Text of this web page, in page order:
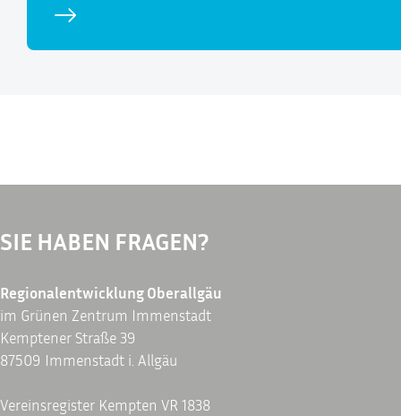
SIE HABEN FRAGEN?
Regionalentwicklung Oberallgäu
im Grünen Zentrum Immenstadt
Kemptener Straße 39
87509 Immenstadt i. Allgäu
Vereinsregister Kempten VR 1838